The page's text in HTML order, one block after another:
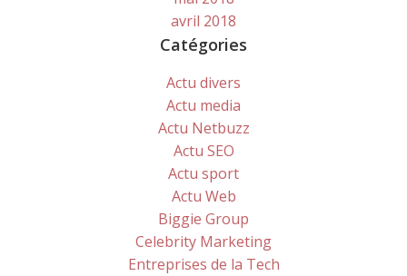
avril 2018
Catégories
Actu divers
Actu media
Actu Netbuzz
Actu SEO
Actu sport
Actu Web
Biggie Group
Celebrity Marketing
Entreprises de la Tech